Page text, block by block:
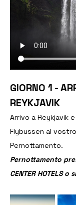
GIORNO 1 -
REYKJAVIK
Arrivo a Reykjavik
Flybussen al
Pernottamento.
Pernottamento
CENTER HOTELS o